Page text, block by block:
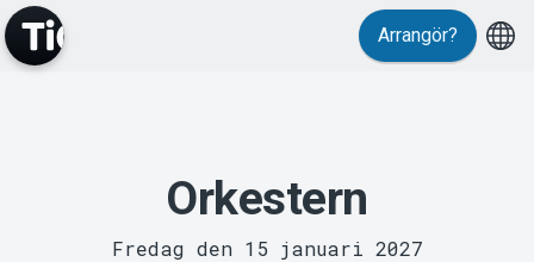
MyTickster
Arrangör?
Orkestern
Fredag den 15 januari 2027